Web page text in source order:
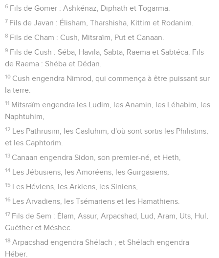
6 Fils de Gomer : Ashkénaz, Diphath et Togarma.
7 Fils de Javan : Élisham, Tharshisha, Kittim et Rodanim.
8 Fils de Cham : Cush, Mitsraïm, Put et Canaan.
9 Fils de Cush : Séba, Havila, Sabta, Raema et Sabtéca. Fils
de Raema : Shéba et Dédan.
10 Cush engendra Nimrod, qui commença à être puissant sur
la terre.
11 Mitsraïm engendra les Ludim, les Anamin, les Léhabim, les
Naphtuhim,
12 Les Pathrusim, les Casluhim, d'où sont sortis les Philistins,
et les Caphtorim.
13 Canaan engendra Sidon, son premier-né, et Heth,
14 Les Jébusiens, les Amoréens, les Guirgasiens,
15 Les Héviens, les Arkiens, les Siniens,
16 Les Arvadiens, les Tsémariens et les Hamathiens.
17 Fils de Sem : Élam, Assur, Arpacshad, Lud, Aram, Uts, Hul,
Guéther et Méshec.
18 Arpacshad engendra Shélach ; et Shélach engendra
Héber.